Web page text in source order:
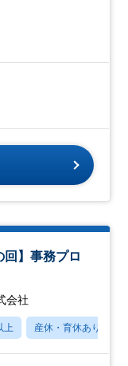
回】事務プロ
会社
上 産休・育休あり